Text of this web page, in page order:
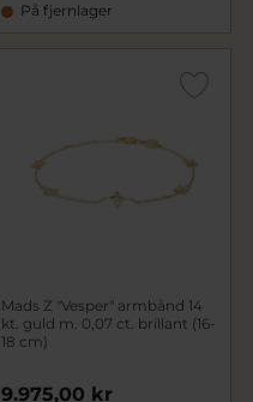
På fjernlager
Mads Z "Vesper" armbånd 14
kt. guld m. 0,07 ct. brillant (16-
18 cm)
9.975,00 kr